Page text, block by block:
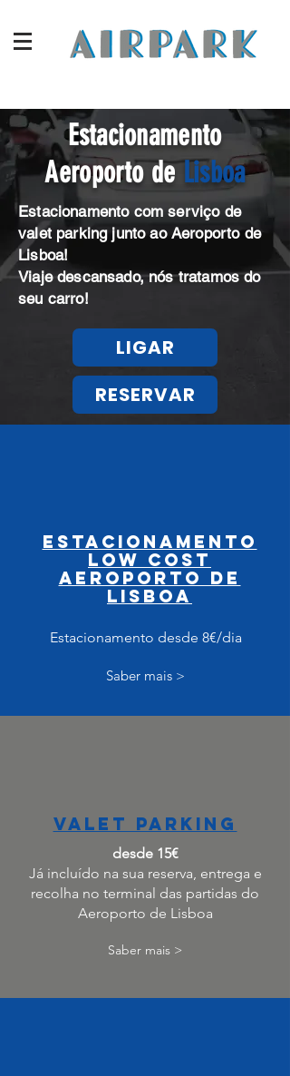
Estacionamento
Aeroporto deLisboa
Estacionamento com serviço de
valet parking junto ao Aeroporto de
Lisboa!
Viaje descansado, nós tratamos do
seu carro!
LIGAR
RESERVAR
estacionamento
low cost
aeroporto de
lisboa
Estacionamento desde 8€/dia
Saber mais >
valet parking
desde 15€
Já incluído na sua reserva, entrega e
recolha no terminal das partidas do
Aeroporto de Lisboa
Saber mais >